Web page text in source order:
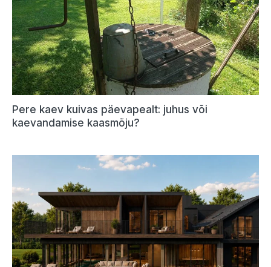
Pere kaev kuivas päevapealt: juhus või
kaevandamise kaasmõju?